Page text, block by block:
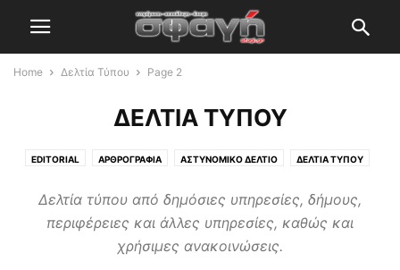
Home Δελτία Τύπου Page 2
ΔΕΛΤΊΑ ΤΎΠΟΥ
EDITORIAL ΑΡΘΡΟΓΡΑΦΊΑ ΑΣΤΥΝΟΜΙΚΌ ΔΕΛΤΊΟ ΔΕΛΤΊΑ ΤΎΠΟΥ
ΣΦΑΓΉ ΤΕΧΝΟΛΟΓΊΑ ΤΟ ΒΉΜΑ ΤΟΥ ΠΟΛΊΤΗ ΤΟΠΙΚΆ ΘΈΜΑΤΑ
ΥΓΕΊΑ
Δελτία τύπου από δημόσιες υπηρεσίες, δήμους,
περιφέρειες και άλλες υπηρεσίες, καθώς και
χρήσιμες ανακοινώσεις.